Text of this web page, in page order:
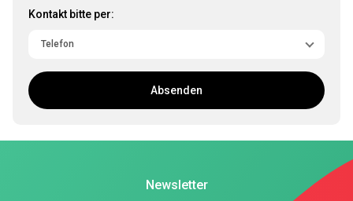
Kontakt bitte per:
Absenden
Newsletter